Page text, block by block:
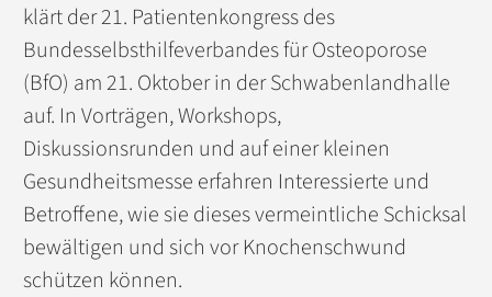
klärt der 21. Patientenkongress des
Bundesselbsthilfeverbandes für Osteoporose
(BfO) am 21. Oktober in der Schwabenlandhalle
auf. In Vorträgen, Workshops,
Diskussionsrunden und auf einer kleinen
Gesundheitsmesse erfahren Interessierte und
Betroffene, wie sie dieses vermeintliche Schicksal
bewältigen und sich vor Knochenschwund
schützen können.